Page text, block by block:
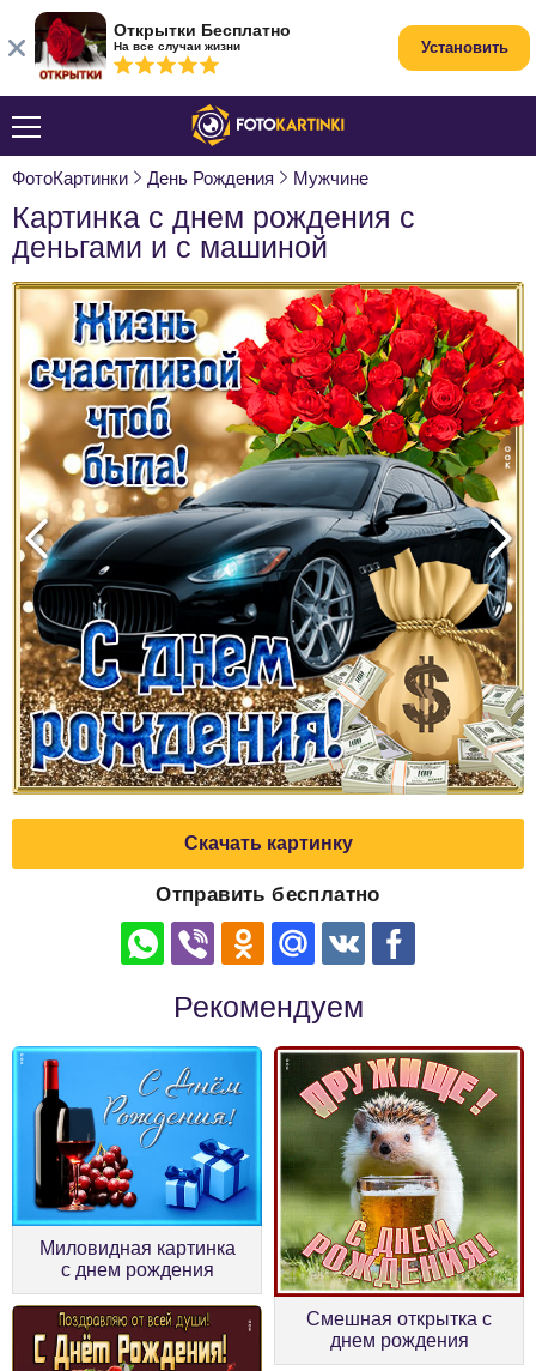
ФотоКартинки День Рождения Мужчине
Картинка с днем рождения с
деньгами и с машиной
Скачать картинку
Отправить бесплатно
Рекомендуем
Миловидная картинка
с днем рождения
Смешная открытка с
днем рождения
Открытки Бесплатно
На все случаи жизни Установить